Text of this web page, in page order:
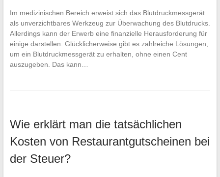
Im medizinischen Bereich erweist sich das Blutdruckmessgerät
als unverzichtbares Werkzeug zur Überwachung des Blutdrucks.
Allerdings kann der Erwerb eine finanzielle Herausforderung für
einige darstellen. Glücklicherweise gibt es zahlreiche Lösungen,
um ein Blutdruckmessgerät zu erhalten, ohne einen Cent
auszugeben. Das kann…
Wie erklärt man die tatsächlichen
Kosten von Restaurantgutscheinen bei
der Steuer?